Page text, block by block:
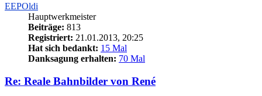
EEPOldi
Hauptwerkmeister
Beiträge: 813
Registriert: 21.01.2013, 20:25
Hat sich bedankt: 15 Mal
Danksagung erhalten: 70 Mal
Re: Reale Bahnbilder von René